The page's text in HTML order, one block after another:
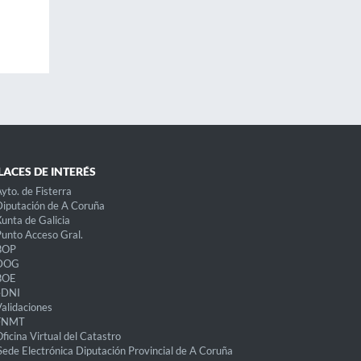
DE INTERÉS
de Fisterra
de A Coruña
de Galicia
Acceso Gral.
Virtual del Catastro
Electrónica Diputación Provincial de A Coruña